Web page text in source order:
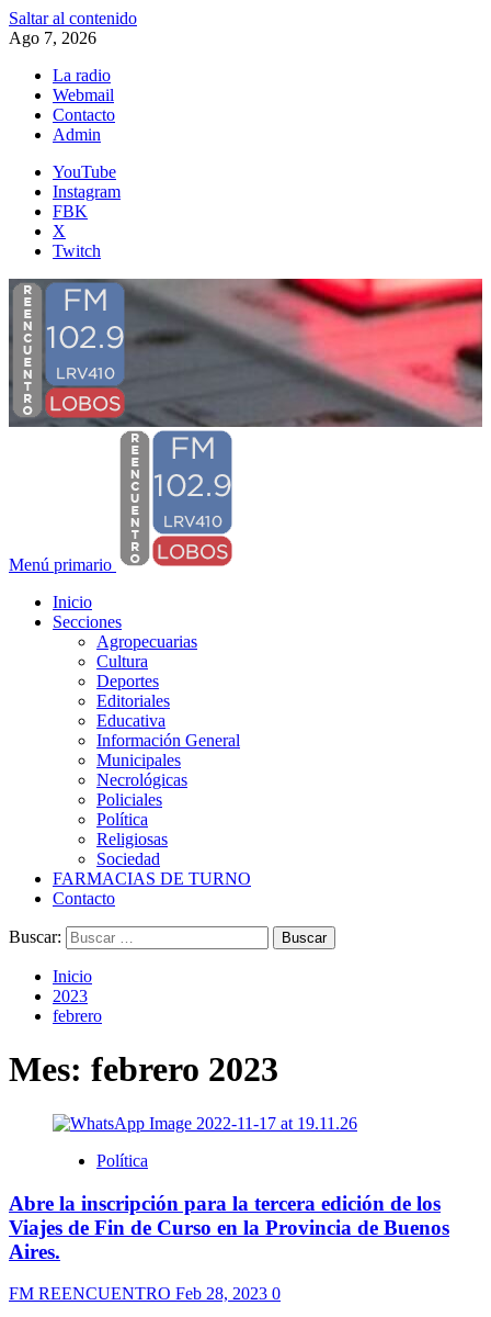
Saltar al contenido
Ago 7, 2026
La radio
Webmail
Contacto
Admin
YouTube
Instagram
FBK
X
Twitch
Menú primario
Inicio
Secciones
Agropecuarias
Cultura
Deportes
Editoriales
Educativa
Información General
Municipales
Necrológicas
Policiales
Política
Religiosas
Sociedad
FARMACIAS DE TURNO
Contacto
Buscar:
Inicio
2023
febrero
Mes: febrero 2023
Política
Abre la inscripción para la tercera edición de los
Viajes de Fin de Curso en la Provincia de Buenos
Aires.
FM REENCUENTRO Feb 28, 2023 0